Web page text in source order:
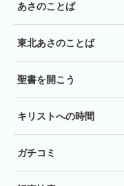
あさのことば
東北あさのことば
聖書を開こう
キリストへの時間
ガチコミ